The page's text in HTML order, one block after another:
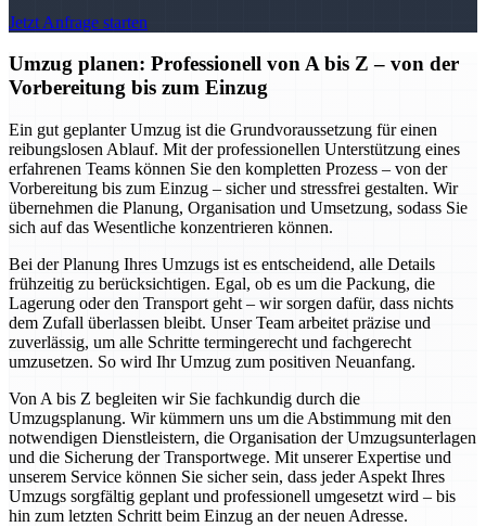
Jetzt Anfrage starten
Umzug planen: Professionell von A bis Z – von der
Vorbereitung bis zum Einzug
Ein gut geplanter Umzug ist die Grundvoraussetzung für einen
reibungslosen Ablauf. Mit der professionellen Unterstützung eines
erfahrenen Teams können Sie den kompletten Prozess – von der
Vorbereitung bis zum Einzug – sicher und stressfrei gestalten. Wir
übernehmen die Planung, Organisation und Umsetzung, sodass Sie
sich auf das Wesentliche konzentrieren können.
Bei der Planung Ihres Umzugs ist es entscheidend, alle Details
frühzeitig zu berücksichtigen. Egal, ob es um die Packung, die
Lagerung oder den Transport geht – wir sorgen dafür, dass nichts
dem Zufall überlassen bleibt. Unser Team arbeitet präzise und
zuverlässig, um alle Schritte termingerecht und fachgerecht
umzusetzen. So wird Ihr Umzug zum positiven Neuanfang.
Von A bis Z begleiten wir Sie fachkundig durch die
Umzugsplanung. Wir kümmern uns um die Abstimmung mit den
notwendigen Dienstleistern, die Organisation der Umzugsunterlagen
und die Sicherung der Transportwege. Mit unserer Expertise und
unserem Service können Sie sicher sein, dass jeder Aspekt Ihres
Umzugs sorgfältig geplant und professionell umgesetzt wird – bis
hin zum letzten Schritt beim Einzug an der neuen Adresse.